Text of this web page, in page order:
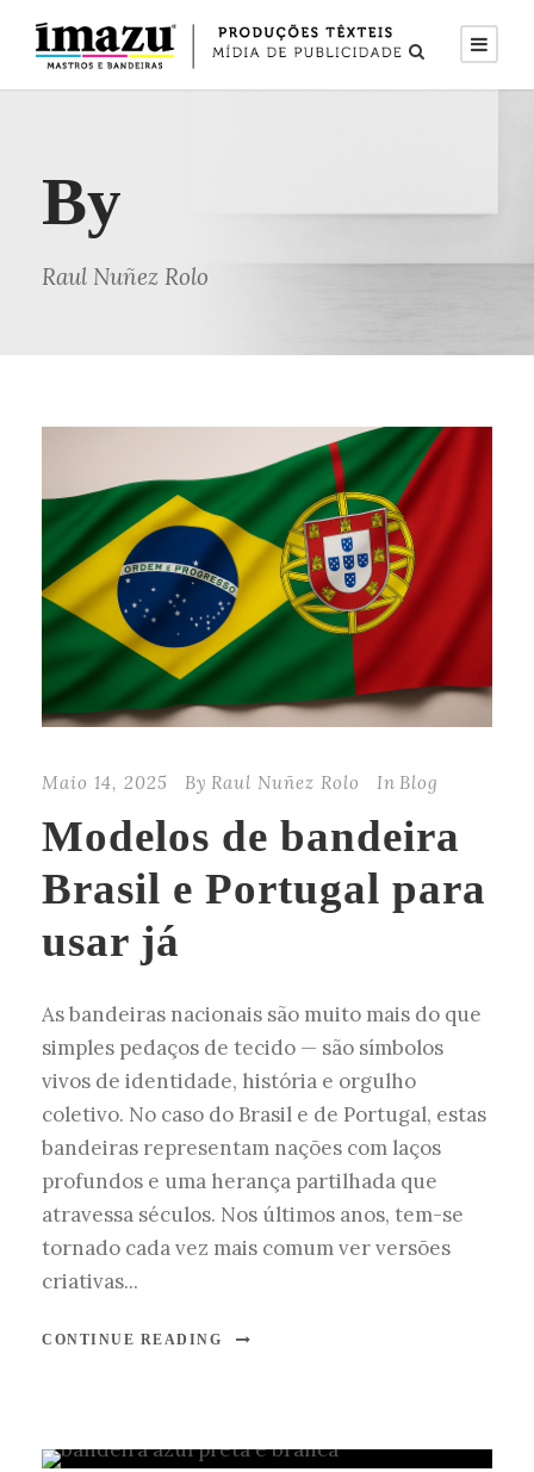
By
Raul Nuñez Rolo
Maio 14, 2025 By Raul Nuñez Rolo In Blog
Modelos de bandeira
Brasil e Portugal para
usar já
As bandeiras nacionais são muito mais do que
simples pedaços de tecido — são símbolos
vivos de identidade, história e orgulho
coletivo. No caso do Brasil e de Portugal, estas
bandeiras representam nações com laços
profundos e uma herança partilhada que
atravessa séculos. Nos últimos anos, tem-se
tornado cada vez mais comum ver versões
criativas...
CONTINUE READING